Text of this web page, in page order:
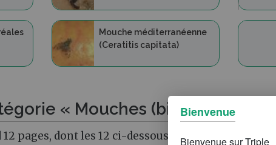
Mouche méditerranéenne
(Ceratitis capitata)
« Mouches (bioagresseur) »
pages, dont les 12 ci-dessous.
Bienvenue